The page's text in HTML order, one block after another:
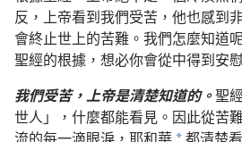
反，上帝看到我們受苦，他也感到
會終止世上的苦難。我們怎麼知道
聖經的根據，想必你會從中得到安
我們受苦，上帝是清楚知道的。聖
世人」，什麼都能看見。因此從苦
流的每一滴眼淚，耶和華
都清楚